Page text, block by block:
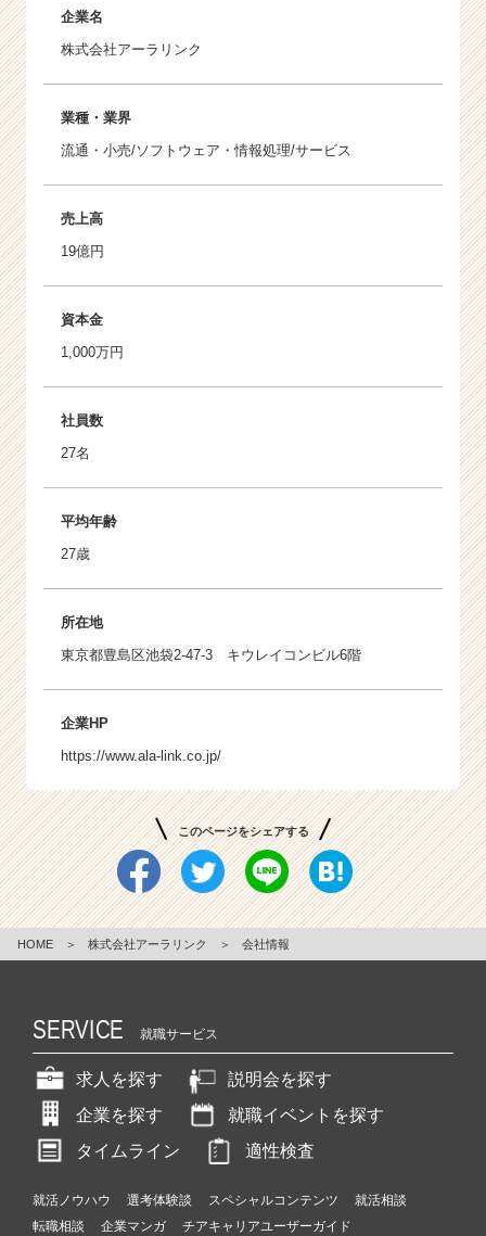
企業名
株式会社アーラリンク
業種・業界
流通・小売/ソフトウェア・情報処理/サービス
売上高
19億円
資本金
1,000万円
社員数
27名
平均年齢
27歳
所在地
東京都豊島区池袋2-47-3 キウレイコンビル6階
企業HP
https://www.ala-link.co.jp/
このページをシェアする
HOME ＞ 株式会社アーラリンク ＞ 会社情報
SERVICE 就職サービス
求人を探す
説明会を探す
企業を探す
就職イベントを探す
タイムライン
適性検査
就活ノウハウ 選考体験談 スペシャルコンテンツ
就活相談
転職相談
企業マンガ チアキャリアユーザーガイド